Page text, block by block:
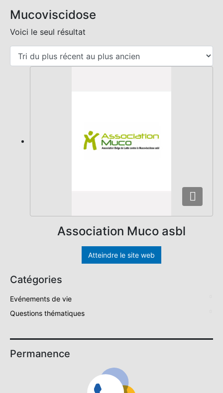
Mucoviscidose
Voici le seul résultat
Association Muco asbl
Atteindre le site web
Catégories
Evénements de vie
Questions thématiques
Permanence